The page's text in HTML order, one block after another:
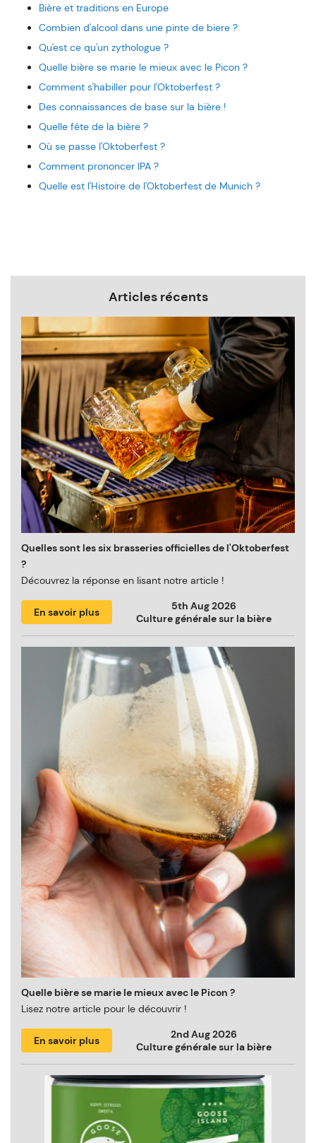
Bière et traditions en Europe
Combien d'alcool dans une pinte de biere ?
Qu'est ce qu'un zythologue ?
Quelle bière se marie le mieux avec le Picon ?
Comment s'habiller pour l'Oktoberfest ?
Des connaissances de base sur la bière !
Quelle fête de la bière ?
Où se passe l'Oktoberfest ?
Comment prononcer IPA ?
Quelle est l'Histoire de l'Oktoberfest de Munich ?
Articles récents
Quelles sont les six brasseries officielles de l'Oktoberfest
?
Découvrez la réponse en lisant notre article !
En savoir plus
5th Aug 2026
Culture générale sur la bière
Quelle bière se marie le mieux avec le Picon ?
Lisez notre article pour le découvrir !
En savoir plus
2nd Aug 2026
Culture générale sur la bière